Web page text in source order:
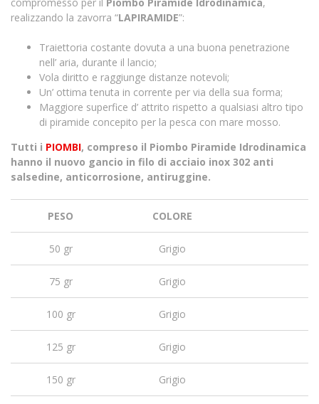
realizzando la zavorra “LAPIRAMIDE”:
Traiettoria costante dovuta a una buona penetrazione
nell’ aria, durante il lancio;
Vola diritto e raggiunge distanze notevoli;
Un’ ottima tenuta in corrente per via della sua forma;
Maggiore superfice d’ attrito rispetto a qualsiasi altro tipo
di piramide concepito per la pesca con mare mosso.
Tutti i PIOMBI, compreso il Piombo Piramide Idrodinamica
hanno il nuovo gancio in filo di acciaio inox 302 anti
salsedine, anticorrosione, antiruggine.
PESO COLORE
50 gr Grigio
75 gr Grigio
100 gr Grigio
125 gr Grigio
150 gr Grigio